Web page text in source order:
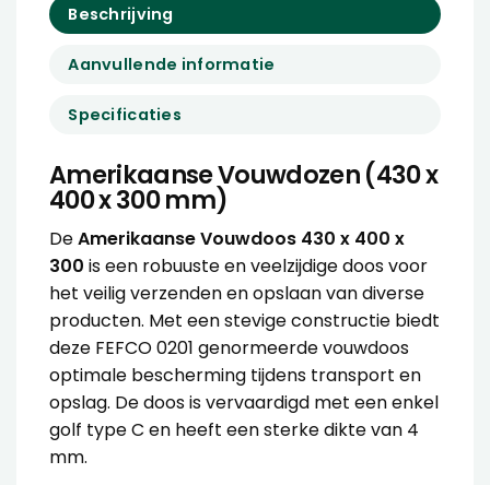
Beschrijving
Aanvullende informatie
Specificaties
Amerikaanse Vouwdozen (430 x
400 x 300 mm)
DeAmerikaanse Vouwdoos 430 x 400 x
300 is een robuuste en veelzijdige doos voor
het veilig verzenden en opslaan van diverse
producten. Met een stevige constructie biedt
deze FEFCO 0201 genormeerde vouwdoos
optimale bescherming tijdens transport en
opslag. De doos is vervaardigd met een enkel
golf type C en heeft een sterke dikte van 4
mm.